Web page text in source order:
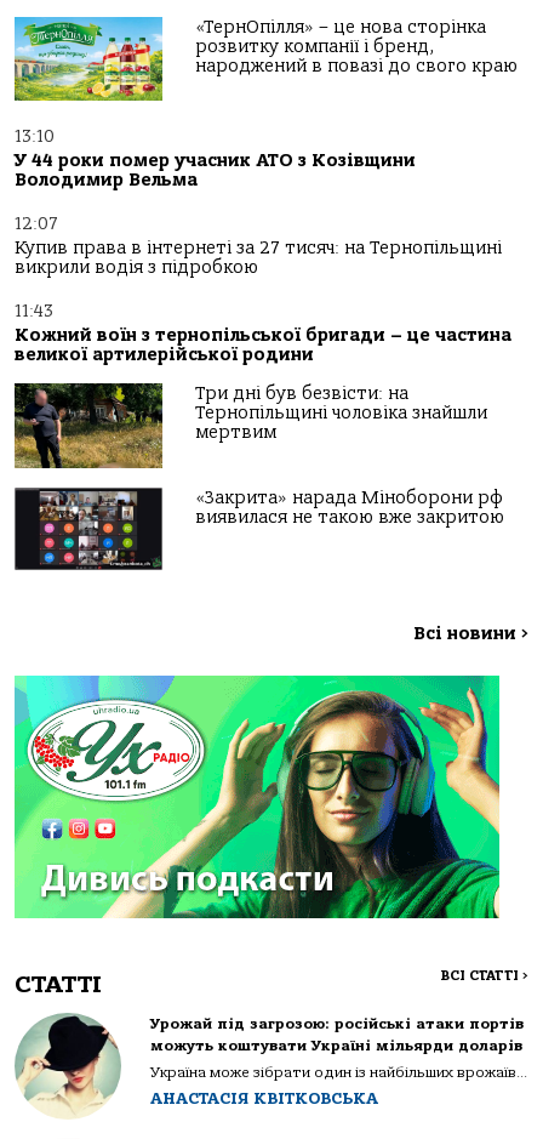
«ТернОпілля» – це нова сторінка
розвитку компанії і бренд,
народжений в повазі до свого краю
13:10
У 44 роки помер учасник АТО з Козівщини
Володимир Вельма
12:07
Купив права в інтернеті за 27 тисяч: на Тернопільщині
викрили водія з підробкою
11:43
Кожний воїн з тернопільської бригади – це частина
великої артилерійської родини
Три дні був безвісти: на
Тернопільщині чоловіка знайшли
мертвим
«Закрита» нарада Міноборони рф
виявилася не такою вже закритою
Всі новини >
СТАТТІ ВСІ СТАТТІ >
Урожай під загрозою: російські атаки портів
можуть коштувати Україні мільярди доларів
Україна може зібрати один із найбільших врожаїв...
АНАСТАСІЯ КВІТКОВСЬКА